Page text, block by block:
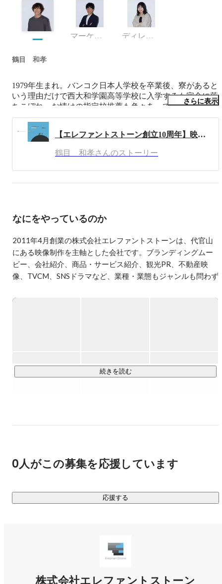
マーケティング ディレクター
鶴目 和孝
1979年生まれ。バンコク日本人学校を卒業後、寮があると
いう理由だけで西大和学園高等学校に入学するも完全に落
ちこぼれ、お情けの指定校推薦も色々あって破談。甲南大
学を卒業後、広告制作業に携わったのちに映像制作の世界
へ。スチュアート・マードックとジョニー・マーと小山田
圭吾が神様。前世はスコットランド人だったんじゃないか
というくらいグラスゴー出身の音楽を好きになる確率が高
い。川崎フロンターレのシーズンチケットホルダーでホー
ムの試合は基本全試合、アウェイも東北だろうが九州だろ
さらに表示
【エレファントストーン創立10周年】映像制作会社からプライディングカンパニーへ
鶴目 和孝さんのストーリー
なにをやっているのか
2011年4月創業の株式会社エレファントストーンは、代官山
にある映像制作を主軸とした会社です。ブランディングムー
ビー、会社紹介、商品・サービス紹介、観光PR、不動産映
像、TVCM、SNSドラマなど、業種・業態もジャンルも問わず
はなく、潜められた「ハートの美しさ（＝真の魅力）」にフ
ォーカスを当てて一緒に磨き、それを世の中に向けて広めて
化しています。お客様のパートナーとして多種多様な想いに
寄り添った映像づくりを実現するために、弊社では映像制作
続きを読む
0人がこの募集を応援しています
応援する
株式会社エレファントストーン